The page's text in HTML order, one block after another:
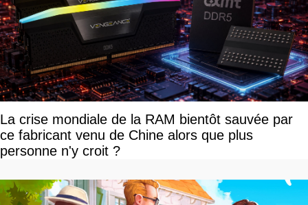
La crise mondiale de la RAM bientôt sauvée par
ce fabricant venu de Chine alors que plus
personne n'y croit ?